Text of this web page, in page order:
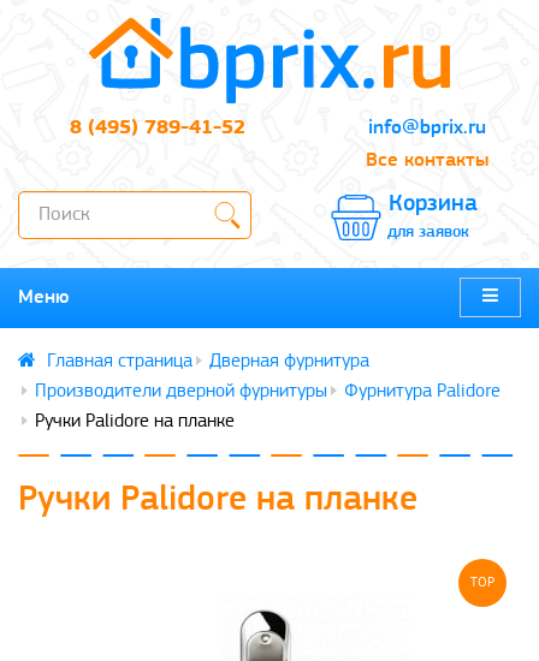
8 (495) 789-41-52
info@bprix.ru
Все контакты
Корзина
для заявок
Меню
Дверная фурнитура
Производители дверной фурнитуры
Фурнитура Palidore
Ручки Palidore на планке
Ручки Palidore на планке
TOP